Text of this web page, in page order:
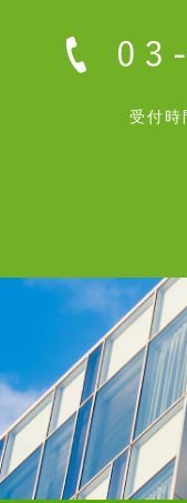
受付